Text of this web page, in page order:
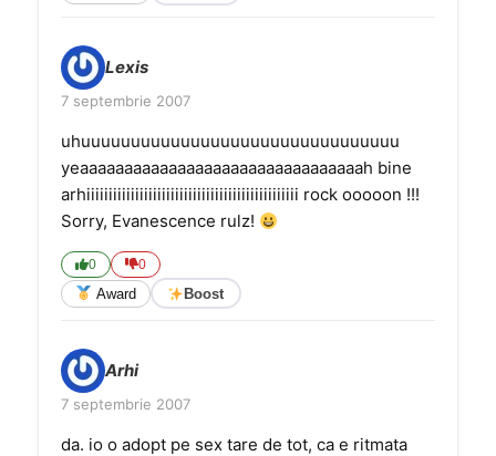
Lexis
7 septembrie 2007
uhuuuuuuuuuuuuuuuuuuuuuuuuuuuuuuuu
yeaaaaaaaaaaaaaaaaaaaaaaaaaaaaaaaah bine
arhiiiiiiiiiiiiiiiiiiiiiiiiiiiiiiiiiiiiiiiiiiiiiiii rock ooooon !!!
Sorry, Evanescence rulz!
0 0
Award Boost
Arhi
7 septembrie 2007
da. io o adopt pe sex tare de tot, ca e ritmata